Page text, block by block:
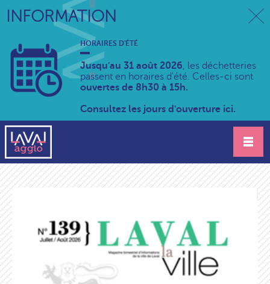
INFORMATION
HORAIRES D'ÉTÉ
Jusqu'au 31 août 2026, les déchetteries
passent en horaires d'été. Celles-ci sont
ouvertes de 8h30 à 15h.
Consultez les jours d'ouverture ici.